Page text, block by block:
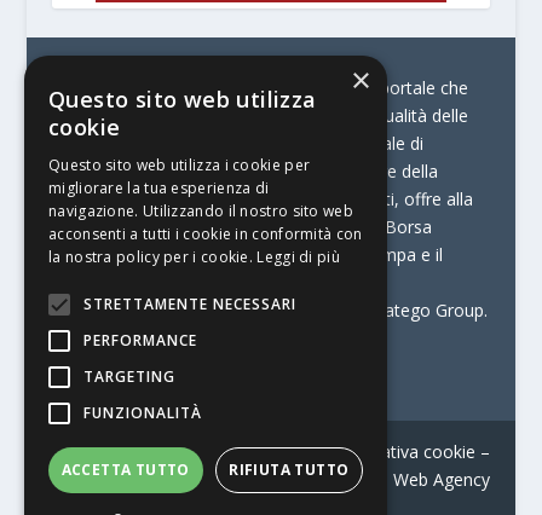
© Stratego Group –
stampamedia.net è il portale che
racconta le innovazioni tecnologiche e l’attualità delle
aziende di stampa e di converting. È il portale di
riferimento per chi opera in Italia nel settore della
comunicazione stampata. Oltre ai contenuti, offre alla
propria community diversi servizi come:
la Borsa
Lavoro, la Print Connection, i Big della Stampa e il
Stampamedia.net è una delle testate di Stratego Group.
Partita IVA
Contatti–Informativa privacy–Informativa cookie –
Web Agency
×
Questo sito web utilizza
cookie
Questo sito web utilizza i cookie per
migliorare la tua esperienza di
navigazione. Utilizzando il nostro sito web
acconsenti a tutti i cookie in conformità con
la nostra policy per i cookie. Leggi di più
STRETTAMENTE NECESSARI
PERFORMANCE
TARGETING
FUNZIONALITÀ
ACCETTA TUTTO RIFIUTA TUTTO